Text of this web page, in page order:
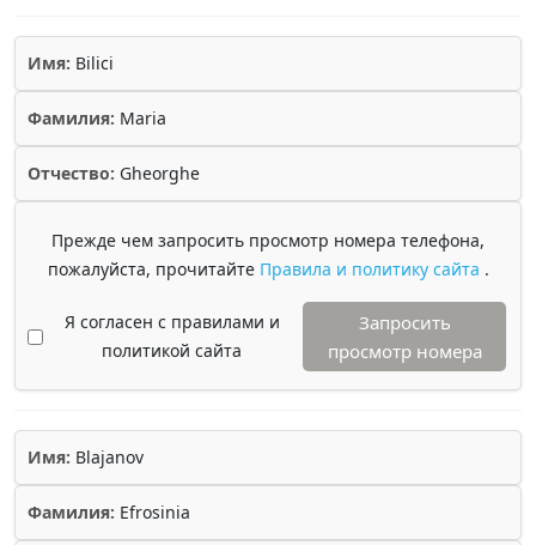
Имя: Bilici
Фамилия: Maria
Отчество: Gheorghe
Прежде чем запросить просмотр номера телефона,
пожалуйста, прочитайте Правила и политику сайта .
Я согласен с правилами и
политикой сайта
Запросить
просмотр номера
Имя: Blajanov
Фамилия: Efrosinia